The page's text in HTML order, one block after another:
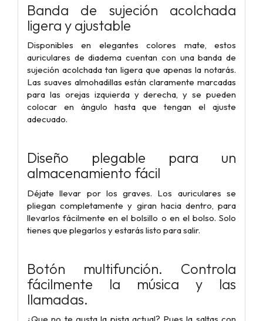
Banda de sujeción acolchada
ligera y ajustable
Disponibles en elegantes colores mate, estos
auriculares de diadema cuentan con una banda de
sujeción acolchada tan ligera que apenas la notarás.
Las suaves almohadillas están claramente marcadas
para las orejas izquierda y derecha, y se pueden
colocar en ángulo hasta que tengan el ajuste
adecuado.
Diseño plegable para un
almacenamiento fácil
Déjate llevar por los graves. Los auriculares se
pliegan completamente y giran hacia dentro, para
llevarlos fácilmente en el bolsillo o en el bolso. Solo
tienes que plegarlos y estarás listo para salir.
Botón multifunción. Controla
fácilmente la música y las
llamadas.